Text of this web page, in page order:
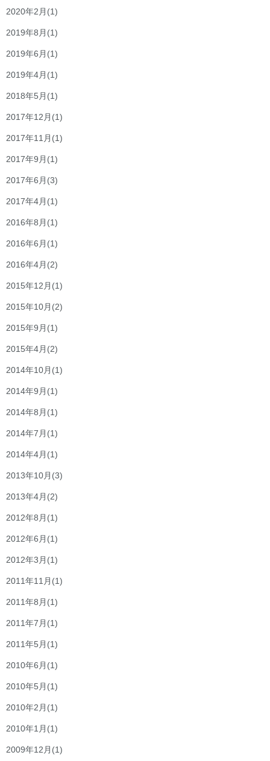
2020年2月 (1)
2019年8月 (1)
2019年6月 (1)
2019年4月 (1)
2018年5月 (1)
2017年12月 (1)
2017年11月 (1)
2017年9月 (1)
2017年6月 (3)
2017年4月 (1)
2016年8月 (1)
2016年6月 (1)
2016年4月 (2)
2015年12月 (1)
2015年10月 (2)
2015年9月 (1)
2015年4月 (2)
2014年10月 (1)
2014年9月 (1)
2014年8月 (1)
2014年7月 (1)
2014年4月 (1)
2013年10月 (3)
2013年4月 (2)
2012年8月 (1)
2012年6月 (1)
2012年3月 (1)
2011年11月 (1)
2011年8月 (1)
2011年7月 (1)
2011年5月 (1)
2010年6月 (1)
2010年5月 (1)
2010年2月 (1)
2010年1月 (1)
2009年12月 (1)